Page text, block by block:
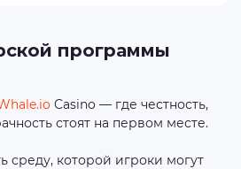
программы
Casino — где честность,
стоят на первом месте.
среду, которой игроки могут